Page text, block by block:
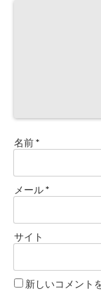
名前*
メール*
サイト
新しいコメント